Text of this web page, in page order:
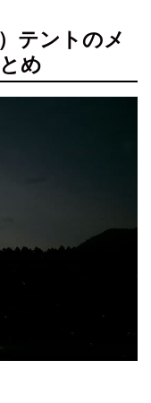
テントのメ
め